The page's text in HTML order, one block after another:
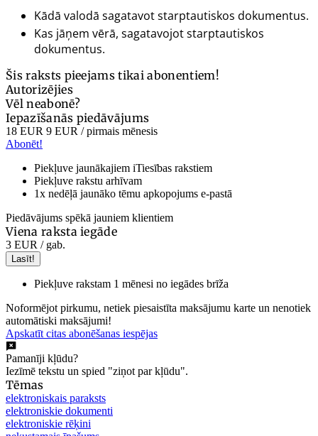
Kādā valodā sagatavot starptautiskos dokumentus.
Kas jāņem vērā, sagatavojot starptautiskos
dokumentus.
Šis raksts pieejams tikai abonentiem!
Autorizējies
Vēl neabonē?
Iepazīšanās piedāvājums
18 EUR 9 EUR / pirmais mēnesis
Abonēt!
Piekļuve jaunākajiem iTiesības rakstiem
Piekļuve rakstu arhīvam
1x nedēļā jaunāko tēmu apkopojums e-pastā
Piedāvājums spēkā jauniem klientiem
Viena raksta iegāde
3 EUR / gab.
Lasīt!
Piekļuve rakstam 1 mēnesi no iegādes brīža
Noformējot pirkumu, netiek piesaistīta maksājumu karte un nenotiek
automātiski maksājumi!
Apskatīt citas abonēšanas iespējas
Pamanīji kļūdu?
Iezīmē tekstu un spied "ziņot par kļūdu".
Tēmas
elektroniskais paraksts
elektroniskie dokumenti
elektroniskie rēķini